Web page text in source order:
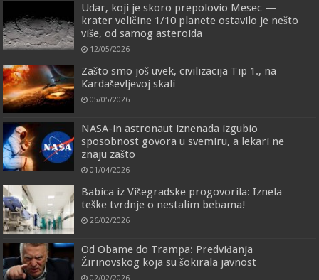
Udar, koji je skoro prepolovio Mesec —
krater veličine 1/10 planete ostavilo je nešto
više, od samog asteroida
12/05/2026
Zašto smo još uvek, civilizacija Tip 1., na
Kardaševljevoj skali
05/05/2026
NASA-in astronaut iznenada izgubio
sposobnost govora u svemiru, a lekari ne
znaju zašto
01/04/2026
Babica iz Višegradske progovorila: Iznela
teške tvrdnje o nestalim bebama!
26/02/2026
Od Obame do Trampa: Predviđanja
Žirinovskog koja su šokirala javnost
02/02/2026